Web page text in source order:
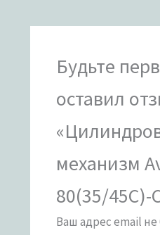
Будьте
оставил
механизм
80(35/45C)-
Ваш адрес email не